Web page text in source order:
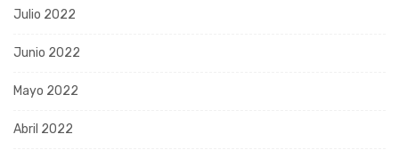
Julio 2022
Junio 2022
Mayo 2022
Abril 2022